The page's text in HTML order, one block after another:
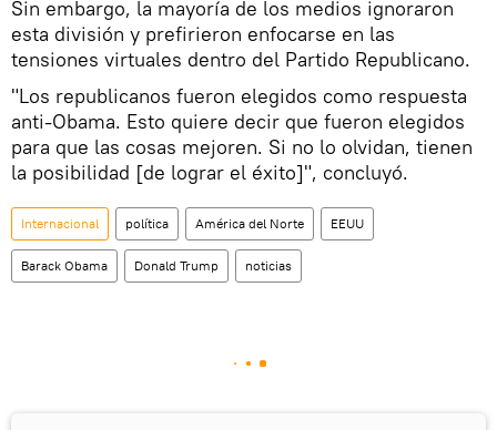
Sin embargo, la mayoría de los medios ignoraron
esta división y prefirieron enfocarse en las
tensiones virtuales dentro del Partido Republicano.
"Los republicanos fueron elegidos como respuesta
anti-Obama. Esto quiere decir que fueron elegidos
para que las cosas mejoren. Si no lo olvidan, tienen
la posibilidad [de lograr el éxito]", concluyó.
Internacional política América del Norte EEUU
Barack Obama Donald Trump noticias